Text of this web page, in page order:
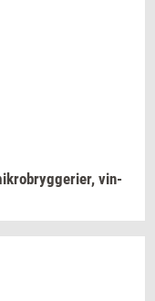
vin­